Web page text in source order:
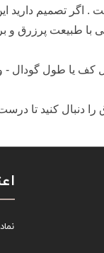
. اگر تصمیم دارید
طبیعت پرزرق و
یا طول گودال -
دنبال کنید تا